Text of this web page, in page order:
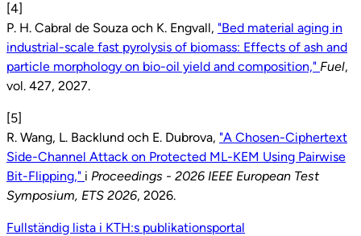
[4]
P. H. Cabral de Souza och K. Engvall, "Bed material aging in
industrial-scale fast pyrolysis of biomass: Effects of ash and
particle morphology on bio-oil yield and composition," Fuel,
vol. 427, 2027.
[5]
R. Wang, L. Backlund och E. Dubrova, "A Chosen-Ciphertext
Side-Channel Attack on Protected ML-KEM Using Pairwise
Bit-Flipping," i Proceedings - 2026 IEEE European Test
Symposium, ETS 2026, 2026.
Fullständig lista i KTH:s publikationsportal